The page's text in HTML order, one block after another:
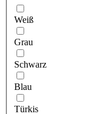
Weiß
Grau
Schwarz
Blau
Türkis